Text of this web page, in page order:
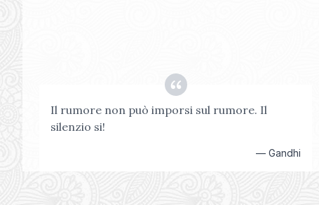
Il rumore non può imporsi sul rumore. Il
silenzio si!
—Gandhi